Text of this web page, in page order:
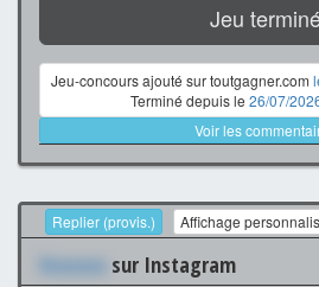
Jeu
Jeu-concours ajouté sur toutgagner.com
Terminé depuis le 26/07/
Voir les
Replier (provis.) Affichage
Xxxxxxx sur Instagram